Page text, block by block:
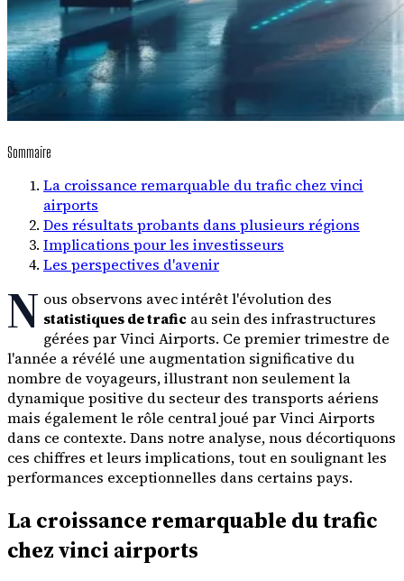
Sommaire
La croissance remarquable du trafic chez vinci
airports
Des résultats probants dans plusieurs régions
Implications pour les investisseurs
Les perspectives d'avenir
N ous observons avec intérêt l'évolution des
statistiques de trafic au sein des infrastructures
gérées par Vinci Airports. Ce premier trimestre de
l'année a révélé une augmentation significative du
nombre de voyageurs, illustrant non seulement la
dynamique positive du secteur des transports aériens
mais également le rôle central joué par Vinci Airports
dans ce contexte. Dans notre analyse, nous décortiquons
ces chiffres et leurs implications, tout en soulignant les
performances exceptionnelles dans certains pays.
La croissance remarquable du trafic
chez vinci airports